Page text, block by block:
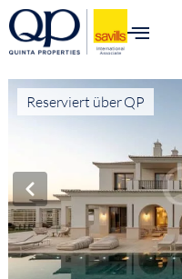
Reserviert über QP